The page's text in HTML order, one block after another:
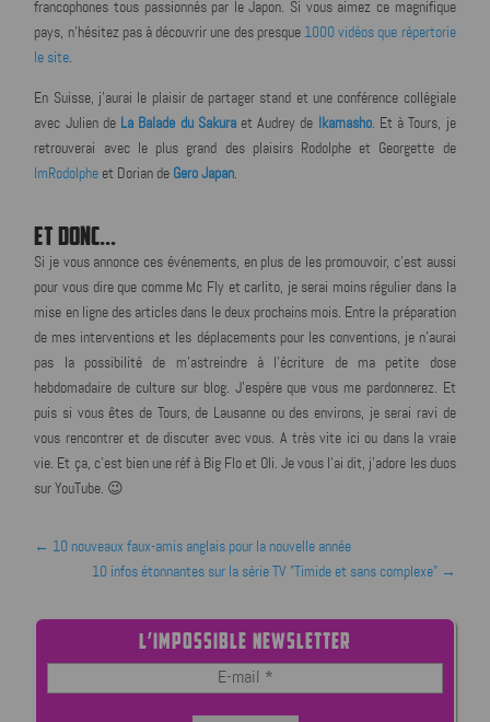
francophones tous passionnés par le Japon. Si vous aimez ce magnifique
pays, n'hésitez pas à découvrir une des presque 1000 vidéos que répertorie
le site.
En Suisse, j'aurai le plaisir de partager stand et une conférence collégiale
avec Julien de La Balade du Sakuraet Audrey de Ikamasho. Et à Tours, je
retrouverai avec le plus grand des plaisirs Rodolphe et Georgette de
ImRodolphe et Dorian de Gero Japan.
ET DONC...
Si je vous annonce ces événements, en plus de les promouvoir, c'est aussi
pour vous dire que comme Mc Fly et carlito, je serai moins régulier dans la
mise en ligne des articles dans le deux prochains mois. Entre la préparation
de mes interventions et les déplacements pour les conventions, je n'aurai
pas la possibilité de m'astreindre à l'écriture de ma petite dose
hebdomadaire de culture sur blog. J'espère que vous me pardonnerez. Et
puis si vous êtes de Tours, de Lausanne ou des environs, je serai ravi de
vous rencontrer et de discuter avec vous. A très vite ici ou dans la vraie
vie. Et ça, c'est bien une réf à Big Flo et Oli. Je vous l'ai dit, j'adore les duos
sur YouTube. 😉
← 10 nouveaux faux-amis anglais pour la nouvelle année
10 infos étonnantes sur la série TV "Timide et sans complexe"→
L’IMPOSSIBLE NEWSLETTER